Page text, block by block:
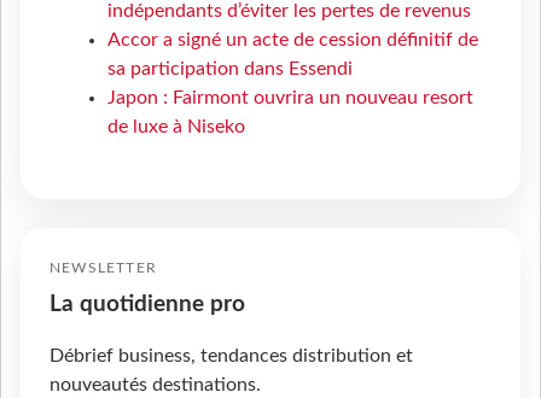
indépendants d’éviter les pertes de revenus
Accor a signé un acte de cession définitif de
sa participation dans Essendi
Japon : Fairmont ouvrira un nouveau resort
de luxe à Niseko
NEWSLETTER
La quotidienne pro
Débrief business, tendances distribution et
nouveautés destinations.